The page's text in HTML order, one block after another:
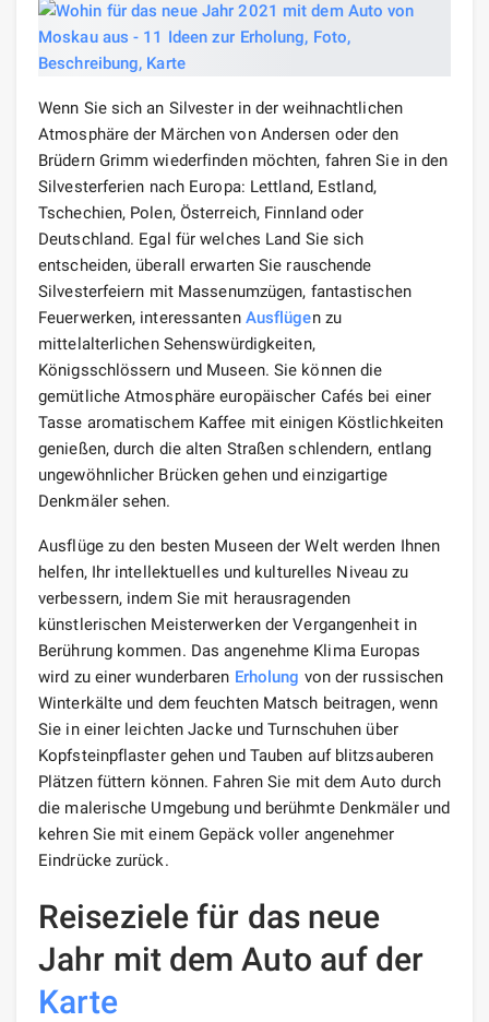
Wenn Sie sich an Silvester in der weihnachtlichen
Atmosphäre der Märchen von Andersen oder den
Brüdern Grimm wiederfinden möchten, fahren Sie in den
Silvesterferien nach Europa: Lettland, Estland,
Tschechien, Polen, Österreich, Finnland oder
Deutschland. Egal für welches Land Sie sich
entscheiden, überall erwarten Sie rauschende
Silvesterfeiern mit Massenumzügen, fantastischen
Feuerwerken, interessanten Ausflügen zu
mittelalterlichen Sehenswürdigkeiten,
Königsschlössern und Museen. Sie können die
gemütliche Atmosphäre europäischer Cafés bei einer
Tasse aromatischem Kaffee mit einigen Köstlichkeiten
genießen, durch die alten Straßen schlendern, entlang
ungewöhnlicher Brücken gehen und einzigartige
Denkmäler sehen.
Ausflüge zu den besten Museen der Welt werden Ihnen
helfen, Ihr intellektuelles und kulturelles Niveau zu
verbessern, indem Sie mit herausragenden
künstlerischen Meisterwerken der Vergangenheit in
Berührung kommen. Das angenehme Klima Europas
wird zu einer wunderbaren Erholung von der russischen
Winterkälte und dem feuchten Matsch beitragen, wenn
Sie in einer leichten Jacke und Turnschuhen über
Kopfsteinpflaster gehen und Tauben auf blitzsauberen
Plätzen füttern können. Fahren Sie mit dem Auto durch
die malerische Umgebung und berühmte Denkmäler und
kehren Sie mit einem Gepäck voller angenehmer
Eindrücke zurück.
Reiseziele für das neue
Jahr mit dem Auto auf der
Karte